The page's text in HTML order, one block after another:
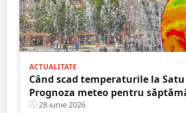
ACTUALITATE
Când scad temperaturile la
Prognoza meteo pentru
următoare
28 iunie 2026